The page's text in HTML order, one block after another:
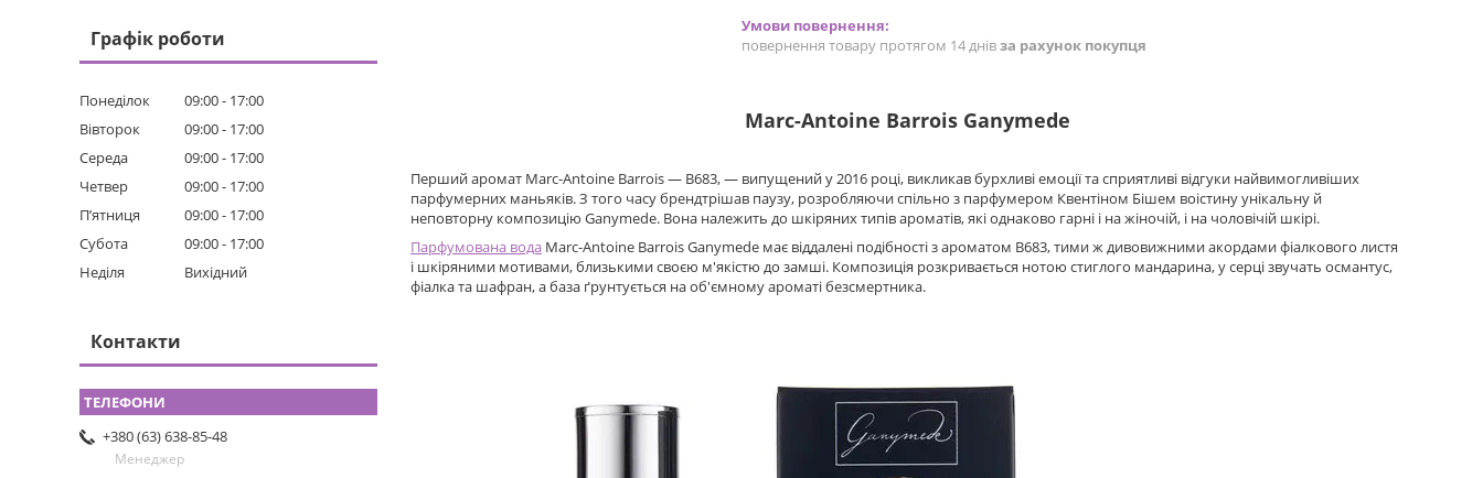
повернення товару протягом 14 днівза рахунок покупця
Marc-Antoine Barrois Ganymede
Перший аромат Marc-Antoine Barrois — B683, — випущений у 2016 році, викликав бурхливі емоції та сприятливі відгуки найвимогливіших
парфумерних маньяків. З того часу брендтрішав паузу, розробляючи спільно з парфумером Квентіном Бішем воістину унікальну й
неповторну композицію Ganymede. Вона належить до шкіряних типів ароматів, які однаково гарні і на жіночій, і на чоловічій шкірі.
Парфумована вода Marc-Antoine Barrois Ganymede має віддалені подібності з ароматом B683, тими ж дивовижними акордами фіалкового листя
і шкіряними мотивами, близькими своєю м'якістю до замші. Композиція розкривається нотою стиглого мандарина, у серці звучать османтус,
фіалка та шафран, а база ґрунтується на об'ємному ароматі безсмертника.
Графік роботи
Понеділок 09:00
17:00
Вівторок
09:00
17:00
Середа
09:00
17:00
Четвер
09:00
17:00
Пʼятниця
09:00
17:00
Субота
09:00
17:00
Неділя
Вихідний
Контакти
+380 (63) 638-85-48
Менеджер